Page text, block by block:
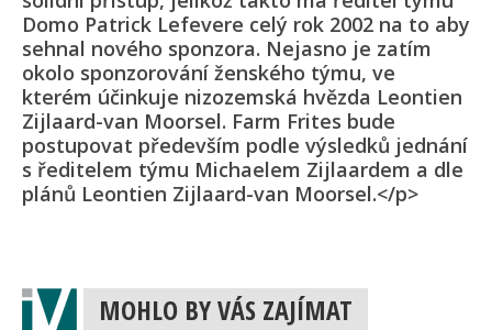
Domo Patrick Lefevere celý rok 2002 na to aby
sehnal nového sponzora. Nejasno je zatím
okolo sponzorování ženského týmu, ve
kterém účinkuje nizozemská hvězda Leontien
Zijlaard-van Moorsel. Farm Frites bude
postupovat především podle výsledků jednání
s ředitelem týmu Michaelem Zijlaardem a dle
plánů Leontien Zijlaard-van Moorsel.</p>
MOHLO BY VÁS ZAJÍMAT